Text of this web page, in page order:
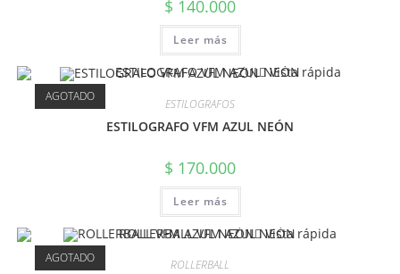
$ 140.000
Leer más
AGOTADO
Vista rápida
ESTILOGRAFOS
ESTILOGRAFO VFM AZUL NEÓN
$ 170.000
Leer más
AGOTADO
Vista rápida
ROLLERBALL